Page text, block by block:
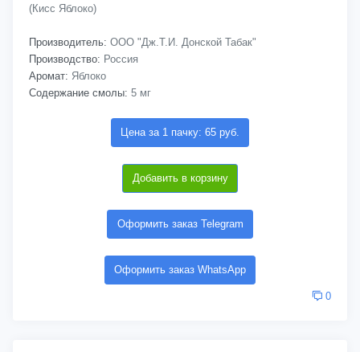
(Кисс Яблоко)
Производитель: ООО "Дж.Т.И. Донской Табак"
Производство: Россия
Аромат: Яблоко
Содержание смолы: 5 мг
Цена за 1 пачку: 65 руб.
Добавить в корзину
Оформить заказ Telegram
Оформить заказ WhatsApp
0